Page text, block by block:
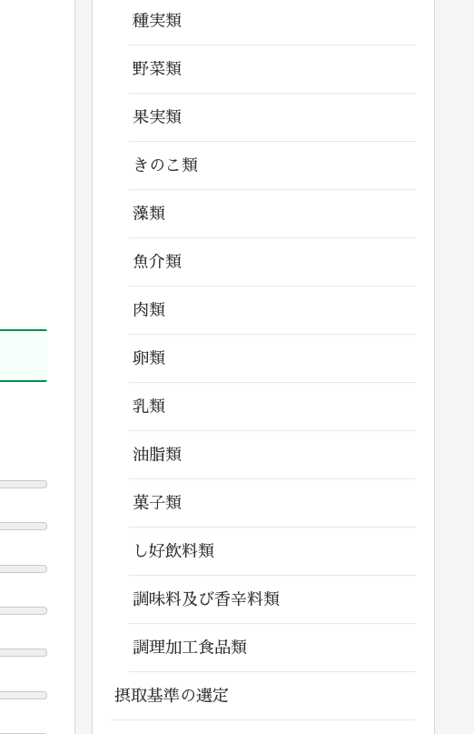
種実類
野菜類
果実類
きのこ類
藻類
魚介類
肉類
卵類
乳類
油脂類
菓子類
し好飲料類
調味料及び香辛料類
調理加工食品類
摂取基準の選定